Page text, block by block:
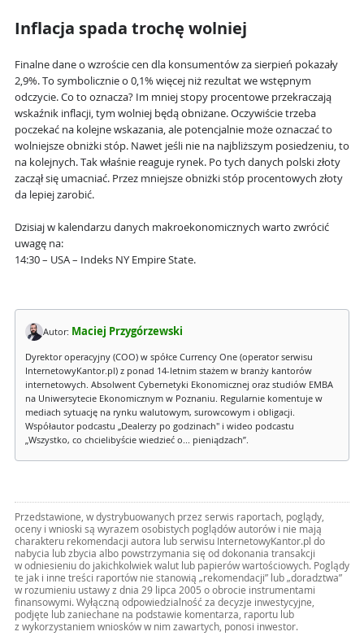
Inflacja spada trochę wolniej
Finalne dane o wzroście cen dla konsumentów za sierpień pokazały
2,9%. To symbolicznie o 0,1% więcej niż rezultat we wstępnym
odczycie. Co to oznacza? Im mniej stopy procentowe przekraczają
wskaźnik inflacji, tym wolniej będą obniżane. Oczywiście trzeba
poczekać na kolejne wskazania, ale potencjalnie może oznaczać to
wolniejsze obniżki stóp. Nawet jeśli nie na najbliższym posiedzeniu, to
na kolejnych. Tak właśnie reaguje rynek. Po tych danych polski złoty
zaczął się umacniać. Przez mniejsze obniżki stóp procentowych złoty
da lepiej zarobić.
Dzisiaj w kalendarzu danych makroekonomicznych warto zwrócić
uwagę na:
14:30 – USA – Indeks NY Empire State.
Autor: Maciej Przygórzewski
Dyrektor operacyjny (COO) w spółce Currency One (operator serwisu
InternetowyKantor.pl) z ponad 14-letnim stażem w branży kantorów
internetowych. Absolwent Cybernetyki Ekonomicznej oraz studiów EMBA
na Uniwersytecie Ekonomicznym w Poznaniu. Regularnie komentuje w
mediach sytuację na rynku walutowym, surowcowym i obligacji.
Współautor podcastu „Dealerzy po godzinach" i wideo podcastu
„Wszystko, co chcielibyście wiedzieć o... pieniądzach”.
Przedstawione, w dystrybuowanych przez serwis raportach, poglądy,
oceny i wnioski są wyrazem osobistych poglądów autorów i nie mają
charakteru rekomendacji autora lub serwisu InternetowyKantor.pl do
nabycia lub zbycia albo powstrzymania się od dokonania transakcji
w odniesieniu do jakichkolwiek walut lub papierów wartościowych. Poglądy
te jak i inne treści raportów nie stanowią „rekomendacji” lub „doradztwa”
w rozumieniu ustawy z dnia 29 lipca 2005 o obrocie instrumentami
finansowymi. Wyłączną odpowiedzialność za decyzje inwestycyjne,
podjęte lub zaniechane na podstawie komentarza, raportu lub
z wykorzystaniem wniosków w nim zawartych, ponosi inwestor.